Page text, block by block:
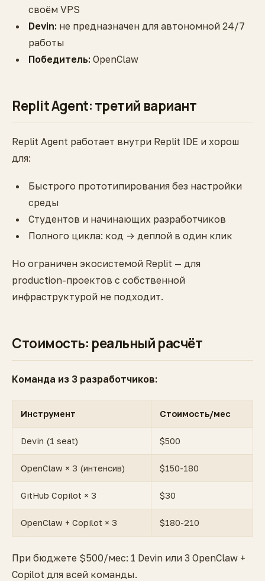
своём VPS
Devin: не предназначен для автономной 24/7
работы
Победитель: OpenClaw
Replit Agent: третий вариант
Replit Agent работает внутри Replit IDE и хорош
для:
Быстрого прототипирования без настройки
среды
Студентов и начинающих разработчиков
Полного цикла: код → деплой в один клик
Но ограничен экосистемой Replit — для
production-проектов с собственной
инфраструктурой не подходит.
Стоимость: реальный расчёт
Команда из 3 разработчиков:
Инструмент Стоимость/мес
Devin (1 seat) $500
OpenClaw × 3 (интенсив) $150-180
GitHub Copilot × 3 $30
OpenClaw + Copilot × 3 $180-210
При бюджете $500/мес: 1 Devin или 3 OpenClaw +
Copilot для всей команды.